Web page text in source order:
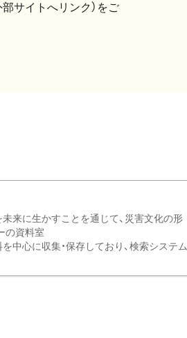
部サイトへリンク）をご
来に生かすことを通じて、災害文化の形
の資料室
心に収集・保存しており、検索システム